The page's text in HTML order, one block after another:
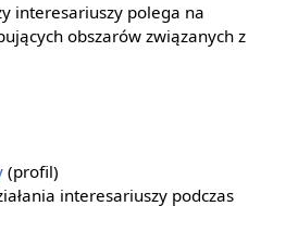
interesariuszy polega na
obszarów związanych z
(profil)
interesariuszy podczas